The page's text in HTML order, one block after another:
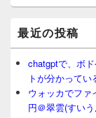
最近の投稿
chatgptで、ボ
トが分かってい
ウォッカでファ
円＠翠雲(すい